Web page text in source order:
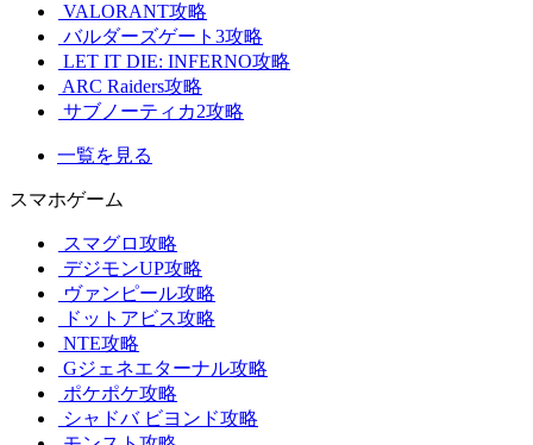
VALORANT攻略
バルダーズゲート3攻略
LET IT DIE: INFERNO攻略
ARC Raiders攻略
サブノーティカ2攻略
一覧を見る
スマホゲーム
スマグロ攻略
デジモンUP攻略
ヴァンピール攻略
ドットアビス攻略
NTE攻略
Gジェネエターナル攻略
ポケポケ攻略
シャドバ ビヨンド攻略